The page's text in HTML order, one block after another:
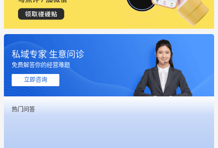
私域专家 生意问诊
免费解答你的经营难题
立即咨询
热门问答
这个营销策划案例推荐大家看一下
用有赞就能在微信、小红书同时经营了